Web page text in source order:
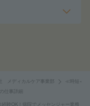
メディカルケア事業部
≪時短×
仕事詳細
験OK！病院でメッセンジャー業務